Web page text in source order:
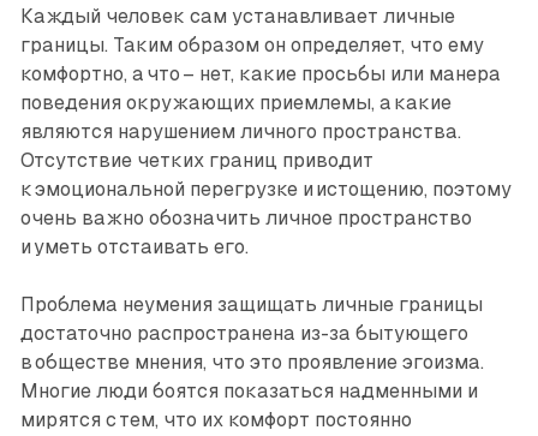
Каждый человек сам устанавливает личные
границы. Таким образом он определяет, что ему
комфортно, а что – нет, какие просьбы или манера
поведения окружающих приемлемы, а какие
являются нарушением личного пространства.
Отсутствие четких границ приводит
к эмоциональной перегрузке и истощению, поэтому
очень важно обозначить личное пространство
и уметь отстаивать его.
Проблема неумения защищать личные границы
достаточно распространена из-за бытующего
в обществе мнения, что это проявление эгоизма.
Многие люди боятся показаться надменными и
мирятся с тем, что их комфорт постоянно